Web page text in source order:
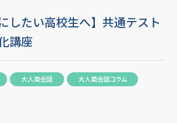
したい高校生へ】共通テスト
講座
大人英会話 大人英会話コラム